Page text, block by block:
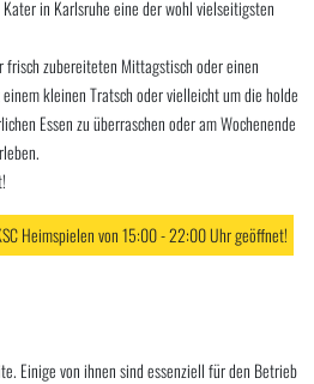
in Karlsruhe eine der wohl vielseitigsten
frisch zubereiteten Mittagstisch oder einen
kleinen Tratsch oder vielleicht um die holde
Essen zu überraschen oder am Wochenende
Heimspielen von 15:00 - 22:00 Uhr geöffnet!
Einige von ihnen sind essenziell für den Betrieb